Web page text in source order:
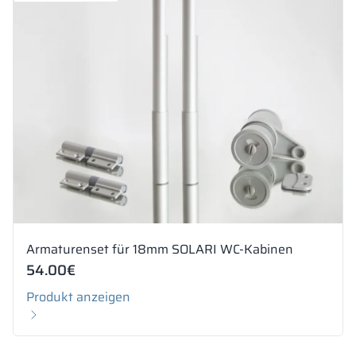
Armaturenset für 18mm SOLARI WC-Kabinen
54.00€
Produkt anzeigen